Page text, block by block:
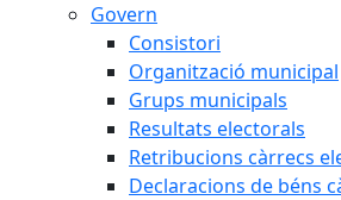
Govern
Consistori
Organització municipal
Grups municipals
Resultats electorals
Retribucions càrrecs
Declaracions de béns